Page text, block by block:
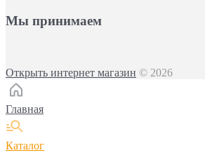
Мы принимаем
Открыть интернет магазин © 2026
Главная
Каталог